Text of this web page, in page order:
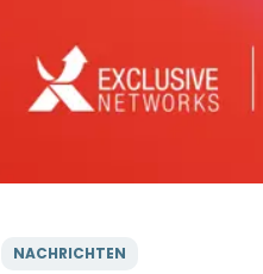
NACHRICHTEN